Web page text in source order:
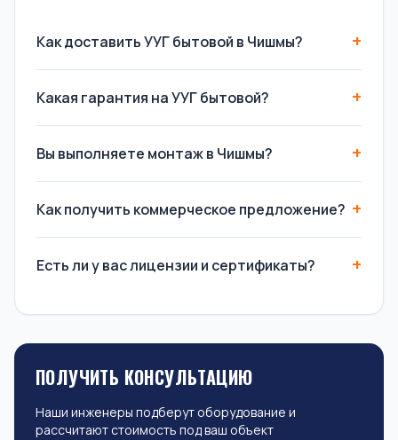
Как доставить УУГ бытовой в Чишмы?
Какая гарантия на УУГ бытовой?
Вы выполняете монтаж в Чишмы?
Как получить коммерческое предложение?
Есть ли у вас лицензии и сертификаты?
ПОЛУЧИТЬ КОНСУЛЬТАЦИЮ
Наши инженеры подберут оборудование и
рассчитают стоимость под ваш объект